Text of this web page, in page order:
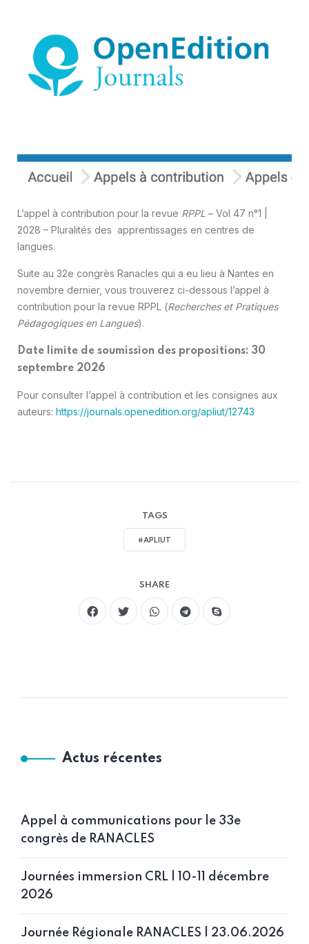
L’appel à contribution pour la revue RPPL – Vol 47 n°1 |
2028 – Pluralités des apprentissages en centres de
langues.
Suite au 32e congrès Ranacles qui a eu lieu à Nantes en
novembre dernier, vous trouverez ci-dessous l’appel à
contribution pour la revue RPPL (Recherches et Pratiques
Pédagogiques en Langues).
Date limite de soumission des propositions: 30
septembre 2026
Pour consulter l’appel à contribution et les consignes aux
auteurs: https://journals.openedition.org/apliut/12743
TAGS
#APLIUT
SHARE
Actus récentes
Appel à communications pour le 33e
congrès de RANACLES
Journées immersion CRL | 10-11 décembre
2026
Journée Régionale RANACLES | 23.06.2026